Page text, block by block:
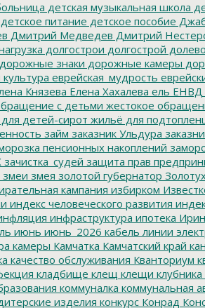
детская музыкальная школа
детское питание детское пособие
Дмитрий Медведев Дмитрий
долгострои долгострой
дорожные знаки дорожные камеры
еврейская_мудрость
Князева Елена Хахалева ель ЕНВД
с детьми жестокое
детей-сирот жильё для
займ заказник Ульдура
пенсионных накоплений
зачистка_судей защита прав
змеи змея золотой губернатор
кампания избирком
индекс человеческого развития
инфраструктура ипотека
июнь июнь_2026 кабель линии
камеры Камчатка Камчатский край
качество обслуживания Кванториум
кладбище клещ клещи клубника
коммуналка коммунальная
изделия конкурс Конрад